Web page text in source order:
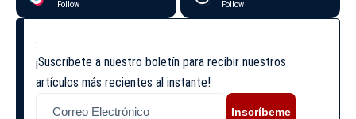
Follow Follow
¡Suscríbete a nuestro boletín para recibir nuestros
artículos más recientes al instante!
Inscríbeme